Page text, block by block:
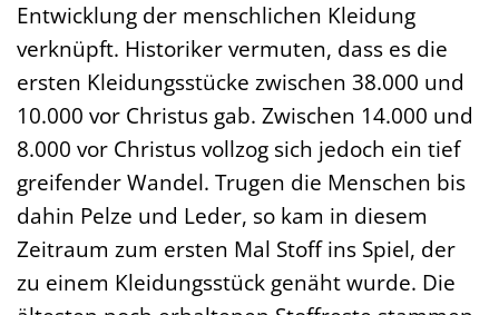
Entwicklung der menschlichen Kleidung
verknüpft. Historiker vermuten, dass es die
ersten Kleidungsstücke zwischen 38.000 und
10.000 vor Christus gab. Zwischen 14.000 und
8.000 vor Christus vollzog sich jedoch ein tief
greifender Wandel. Trugen die Menschen bis
dahin Pelze und Leder, so kam in diesem
Zeitraum zum ersten Mal Stoff ins Spiel, der
zu einem Kleidungsstück genäht wurde. Die